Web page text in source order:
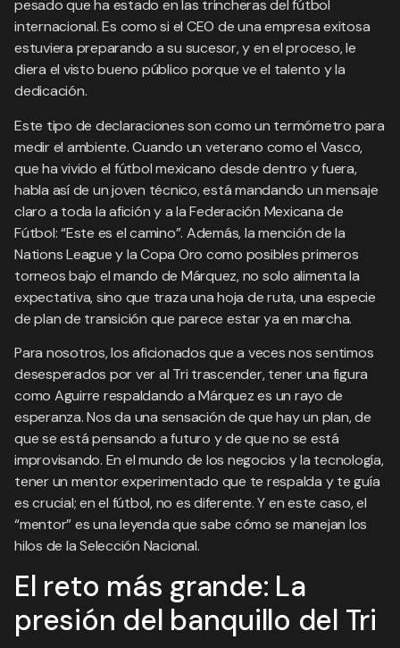
pesado que ha estado en las trincheras del fútbol
internacional. Es como si el CEO de una empresa exitosa
estuviera preparando a su sucesor, y en el proceso, le
diera el visto bueno público porque ve el talento y la
dedicación.
Este tipo de declaraciones son como un termómetro para
medir el ambiente. Cuando un veterano como el Vasco,
que ha vivido el fútbol mexicano desde dentro y fuera,
habla así de un joven técnico, está mandando un mensaje
claro a toda la afición y a la Federación Mexicana de
Fútbol: “Este es el camino”. Además, la mención de la
Nations League y la Copa Oro como posibles primeros
torneos bajo el mando de Márquez, no solo alimenta la
expectativa, sino que traza una hoja de ruta, una especie
de plan de transición que parece estar ya en marcha.
Para nosotros, los aficionados que a veces nos sentimos
desesperados por ver al Tri trascender, tener una figura
como Aguirre respaldando a Márquez es un rayo de
esperanza. Nos da una sensación de que hay un plan, de
que se está pensando a futuro y de que no se está
improvisando. En el mundo de los negocios y la tecnología,
tener un mentor experimentado que te respalda y te guía
es crucial; en el fútbol, no es diferente. Y en este caso, el
“mentor” es una leyenda que sabe cómo se manejan los
hilos de la Selección Nacional.
El reto más grande: La
presión del banquillo del Tri